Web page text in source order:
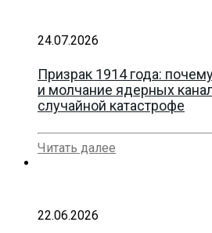
24.07.2026
Призрак 1914 года:
и молчание ядерных
случайной катастрофе
Читать далее
22.06.2026